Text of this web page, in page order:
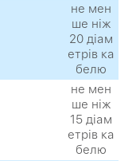
не мен
ше ніж
20 діам
етрів ка
белю
не мен
ше ніж
15 діам
етрів ка
белю